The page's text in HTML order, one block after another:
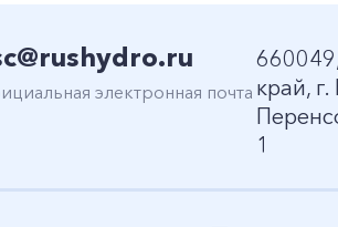
электронная почта край,
1